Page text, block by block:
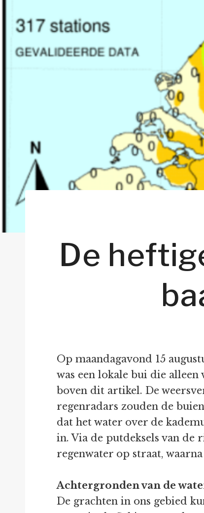
De
Op maandagavond 15
was een lokale bui die
boven dit artikel. De
regenradars zouden de
dat het water over de
in. Via de putdeksels van
regenwater op straat,
Achtergronden van de
De grachten in ons gebied